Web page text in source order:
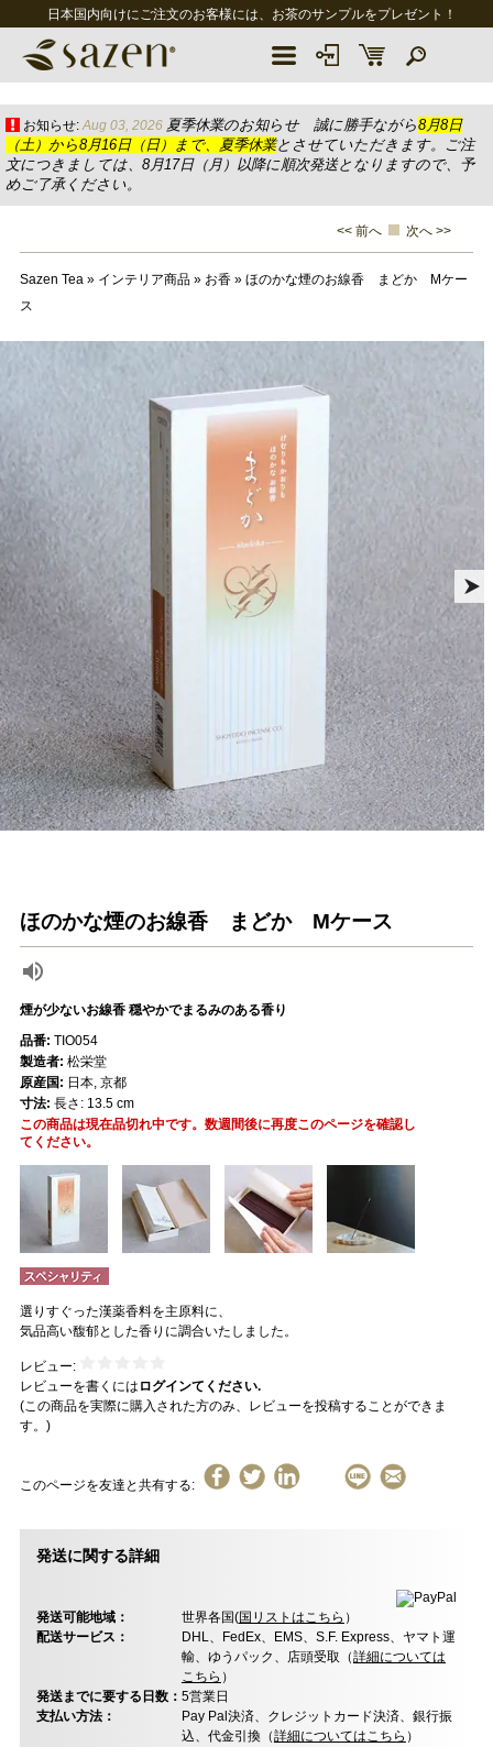
日本国内向けにご注文のお客様には、お茶のサンプルをプレゼント！
お知らせ: Aug 03, 2026 夏季休業のお知らせ 誠に勝手ながら8月8日
（土）から8月16日（日）まで、夏季休業とさせていただきます。ご注
文につきましては、8月17日（月）以降に順次発送となりますので、予
めご了承ください。
<< 前へ 次へ >>
Sazen Tea» インテリア商品» お香» ほのかな煙のお線香 まどか Mケー
ス
ほのかな煙のお線香 まどか Mケース
煙が少ないお線香 穏やかでまるみのある香り
選りすぐった漢薬香料を主原料に、
気品高い馥郁とした香りに調合いたしました。
レビュー:
レビューを書くには ログインてください.
(この商品を実際に購入された方のみ、レビューを投稿することができま
す。)
このページを友達と共有する:
品番: TIO054
製造者: 松栄堂
原産国: 日本, 京都
寸法: 長さ: 13.5 cm
この商品は現在品切れ中です。数週間後に再度このページを確認し
てください。
発送に関する詳細
発送可能地域： 世界各国(国リストはこちら ）
配送サービス：
DHL、FedEx、EMS、S.F. Express、ヤマト運
輸、ゆうパック、店頭受取（詳細については
こちら ）
発送までに要する日数： 5営業日
支払い方法：
Pay Pal決済、クレジットカード決済、銀行振
込、代金引換（詳細についてはこちら ）